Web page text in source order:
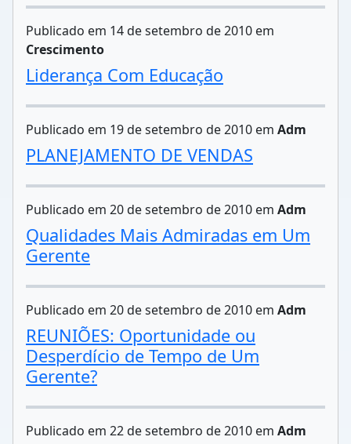
Publicado em 14 de setembro de 2010 em
Crescimento
Liderança Com Educação
Publicado em 19 de setembro de 2010 em Adm
PLANEJAMENTO DE VENDAS
Publicado em 20 de setembro de 2010 em Adm
Qualidades Mais Admiradas em Um
Gerente
Publicado em 20 de setembro de 2010 em Adm
REUNIÕES: Oportunidade ou
Desperdício de Tempo de Um
Gerente?
Publicado em 22 de setembro de 2010 em Adm